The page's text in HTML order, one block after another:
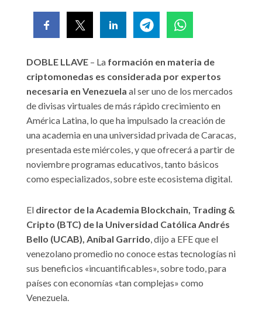
DOBLE LLAVE – La formación en materia de
criptomonedas es considerada por expertos
necesaria en Venezuela al ser uno de los mercados
de divisas virtuales de más rápido crecimiento en
América Latina, lo que ha impulsado la creación de
una academia en una universidad privada de Caracas,
presentada este miércoles, y que ofrecerá a partir de
noviembre programas educativos, tanto básicos
como especializados, sobre este ecosistema digital.
El director de la Academia Blockchain, Trading &
Cripto (BTC) de la Universidad Católica Andrés
Bello (UCAB), Aníbal Garrido, dijo a EFE que el
venezolano promedio no conoce estas tecnologías ni
sus beneficios «incuantificables», sobre todo, para
países con economías «tan complejas» como
Venezuela.